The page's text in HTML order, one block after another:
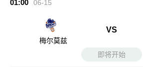
01:00 06-15
梅尔莫兹
VS
即将开始